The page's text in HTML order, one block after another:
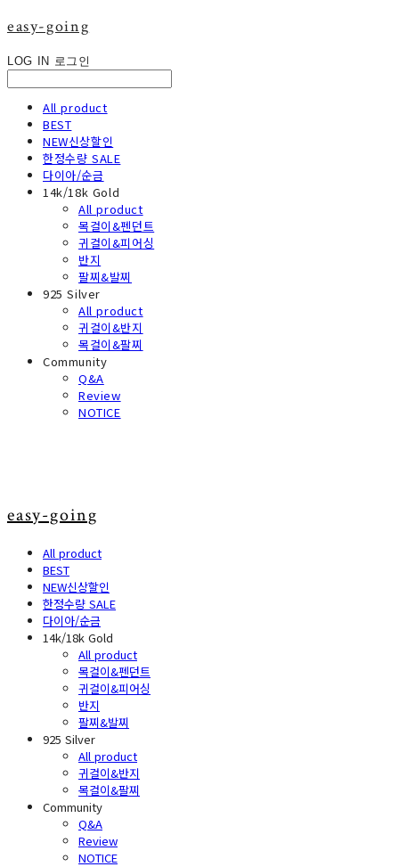
easy-going
LOG IN 로그인
All product
BEST
NEW신상할인
한정수량 SALE
다이아/순금
14k/18k Gold
All product
목걸이&펜던트
귀걸이&피어싱
반지
팔찌&발찌
925 Silver
All product
귀걸이&반지
목걸이&팔찌
Community
Q&A
Review
NOTICE
easy-going
All product
BEST
NEW신상할인
한정수량 SALE
다이아/순금
14k/18k Gold
All product
목걸이&펜던트
귀걸이&피어싱
반지
팔찌&발찌
925 Silver
All product
귀걸이&반지
목걸이&팔찌
Community
Q&A
Review
NOTICE